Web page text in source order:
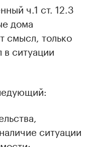
ч.1 ст. 12.3
дома
смысл, только
в ситуации
ситуации